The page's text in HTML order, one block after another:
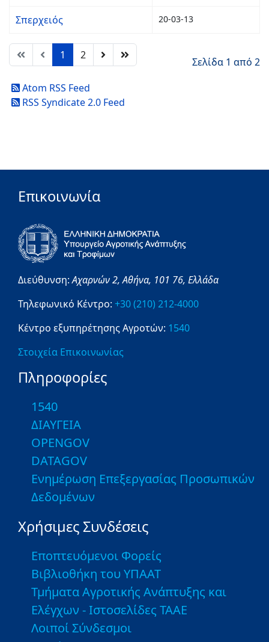
Σπερχειός 20-03-13
1 2
Σελίδα 1 από 2
Atom RSS Feed
RSS Syndicate 2.0 Feed
Επικοινωνία
Διεύθυνση:Αχαρνών 2,Αθήνα, 101 76, Ελλάδα
Τηλεφωνικό Κέντρο: +30 (210) 212-4000
Κέντρο εξυπηρέτησης Αγροτών: 1540
Στοιχεία Επικοινωνίας
Πληροφορίες
1540
ΔΙΑΥΓΕΙΑ
OPENGOV
DATAGOV
Ενημέρωση Επεξεργασίας Προσωπικών
Δεδομένων
Χρήσιμες Συνδέσεις
Εποπτευόμενοι Φορείς
Βιβλιοθήκη του ΥΠΑΑΤ
Τμήματα Αγροτικής Ανάπτυξης και
Ελέγχων - Ιστοσελίδες ΤΑΑΕ
Λοιποί Σύνδεσμοι